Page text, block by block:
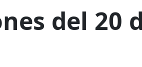
del 20